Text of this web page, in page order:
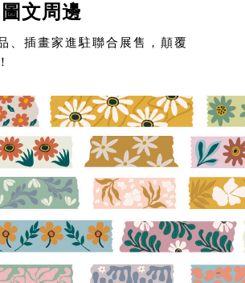
文周邊
、插畫家進駐聯合展售，顛覆